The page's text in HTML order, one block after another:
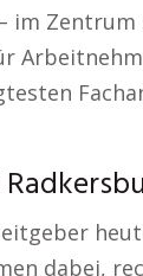
im Zentrum
dabei,